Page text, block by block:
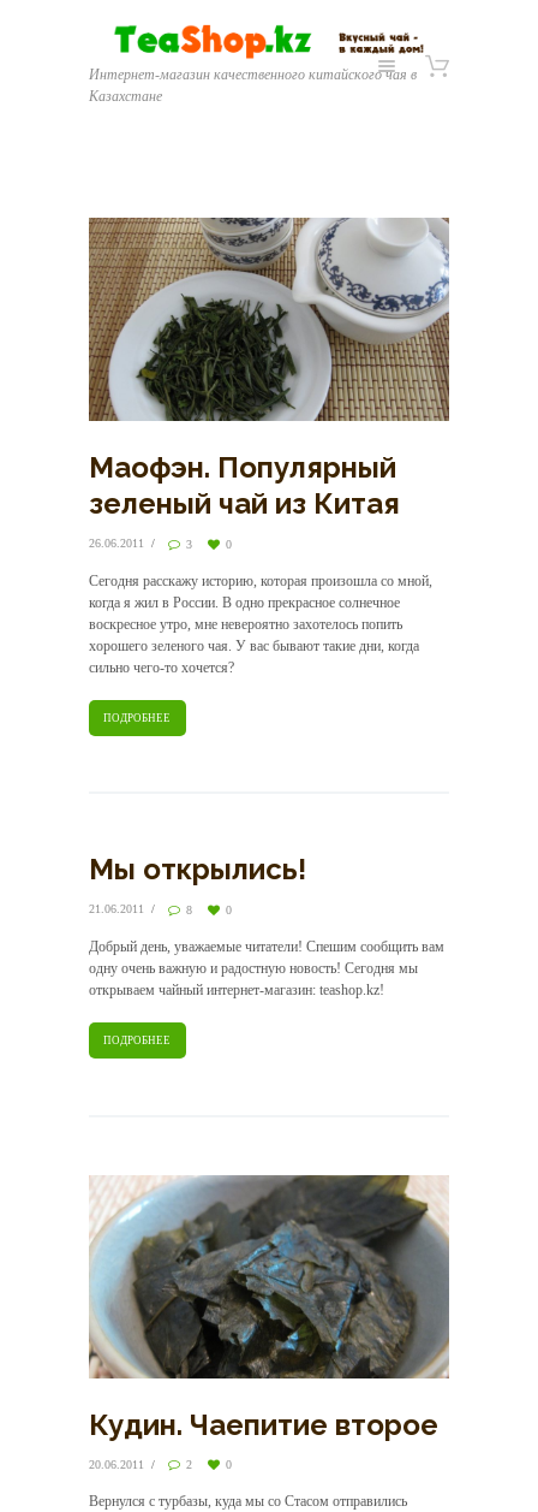
Интернет-магазин качественного китайского чая в
Казахстане
Маофэн. Популярный
зеленый чай из Китая
26.06.2011 3 0
Сегодня расскажу историю, которая произошла со мной,
когда я жил в России. В одно прекрасное солнечное
воскресное утро, мне невероятно захотелось попить
хорошего зеленого чая. У вас бывают такие дни, когда
сильно чего-то хочется?
ПОДРОБНЕЕ
Мы открылись!
21.06.2011 8 0
Добрый день, уважаемые читатели! Спешим сообщить вам
одну очень важную и радостную новость! Сегодня мы
открываем чайный интернет-магазин: teashop.kz!
ПОДРОБНЕЕ
Кудин. Чаепитие второе
20.06.2011 2 0
Вернулся с турбазы, куда мы со Стасом отправились